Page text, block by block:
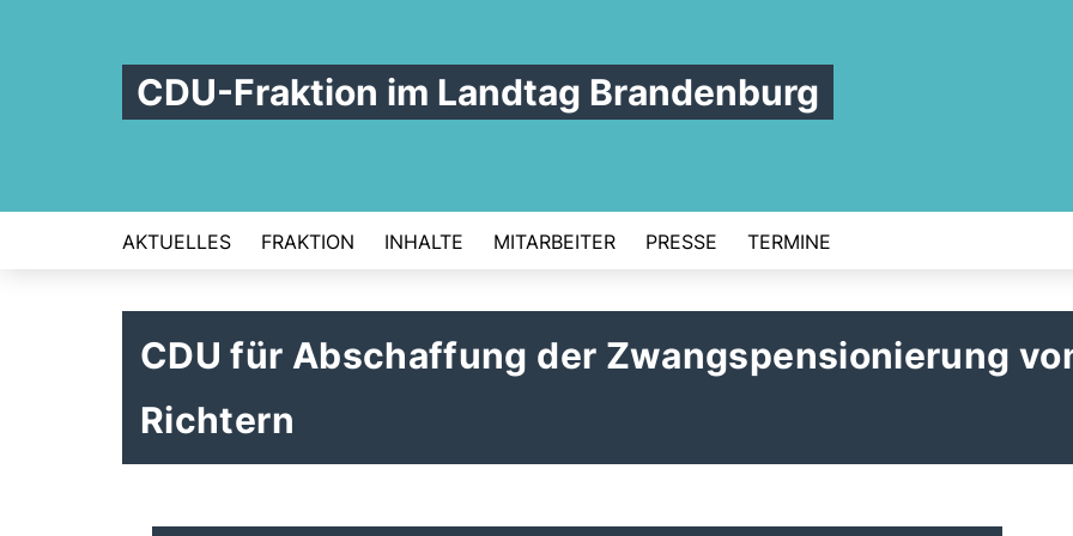
CDU-Fraktion im Landtag Brandenburg
AKTUELLES FRAKTION INHALTE MITARBEITER PRESSE TERMINE
CDU für Abschaffung der Zwangspensionierung
Richtern